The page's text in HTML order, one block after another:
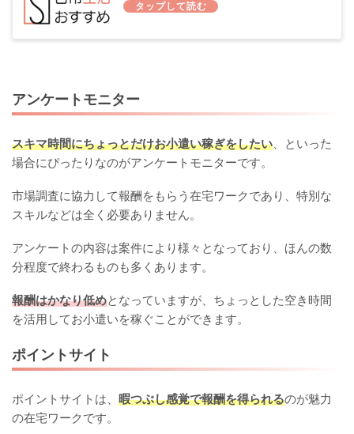
アンケートモニター
スキマ時間にちょっとだけお小遣い稼ぎをしたい 、といった
場合にぴったりなのがアンケートモニターです。
市場調査に協力して報酬をもらう在宅ワークであり、特別な
スキルなどは全く必要ありません。
アンケートの内容は案件により様々となっており、ほんの数
分程度で終わるものも多くあります。
報酬はかなり低めとなっていますが、ちょっとした空き時間
を活用してお小遣いを稼ぐことができます。
ポイントサイト
ポイントサイトは、 暇つぶし感覚で報酬を得られるのが魅力
の在宅ワークです。